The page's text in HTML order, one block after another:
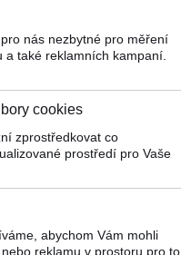
výrobků, nabídnout
a také umožní uložení
S technickými cookies
na našem e-shopu,
nás nezbytné pro měření
také reklamních kampaní.
počet našich návštěvníků a
Při zpracování dat
které by ukázaly
uživatele, informace nám
Vypnutí těchto cookies
ale neumožní nám
e-shopu v souvislosti s Vaší
nastavení tak, aby vše
cookies
zprostředkovat co
prostředí pro Vaše
Můžeme Vám tak nabídnout
preferencím, nebo
nákupy, zároveň Vám
neodpovídají Vašim
abychom Vám mohli
reklamu v prostoru pro to